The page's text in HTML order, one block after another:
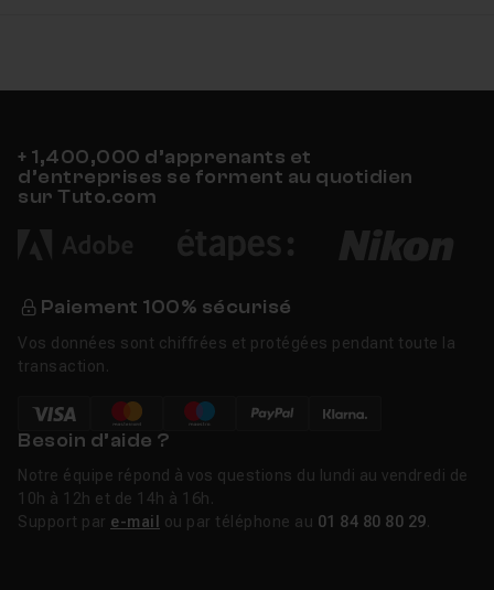
outils de point de vente physique (POS) et une
des templates premium adaptés à des niches
commerciales spécifiques. Côté tarifs, une hausse des
Historique d'Ecwid
Ecwid a été fondé en 2009 par Ruslan Fazlyev, déjà
connu pour la plateforme X-Cart. Le nom vient de
"Ecommerce Widget", en référence à son concept
partout. La plateforme a été rachetée par Lightspeed
Commerce (Montréal, Canada) et fait désormais partie
de son écosystème commercial. Lightspeed sert plus
+ 1,400,000 d’apprenants et
d’entreprises se forment au quotidien
sur Tuto.com
Paiement 100% sécurisé
Vos données sont chiffrées et protégées pendant toute la
transaction.
Besoin d’aide ?
Notre équipe répond à vos questions du lundi au vendredi de
10h à 12h et de 14h à 16h.
Support par e-mail ou par téléphone au 01 84 80 80 29